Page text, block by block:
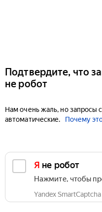
Подтвердите, что
не робот
Нам очень жаль, но запросы
автоматические.
Почему
Я не робот
Нажмите, чтобы
Yandex SmartCaptcha